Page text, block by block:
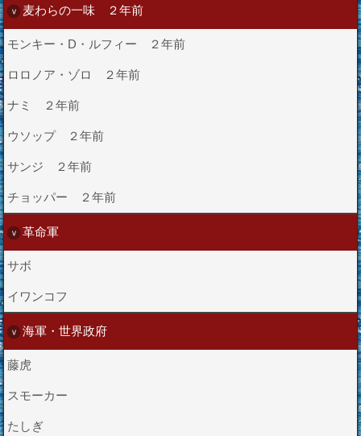
麦わらの一味 ２年前
モンキー・D・ルフィー ２年前
ロロノア・ゾロ ２年前
ナミ ２年前
ウソップ ２年前
サンジ ２年前
チョッパー ２年前
革命軍
サボ
イワンコフ
海軍・世界政府
藤虎
スモーカー
たしぎ